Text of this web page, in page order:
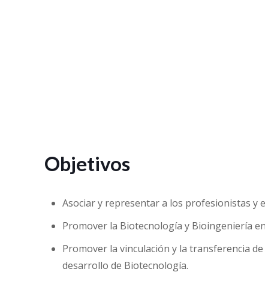
Objetivos
Asociar y representar a los profesionistas y
Promover la Biotecnología y Bioingeniería
Promover la vinculación y la transferencia
desarrollo de Biotecnología.